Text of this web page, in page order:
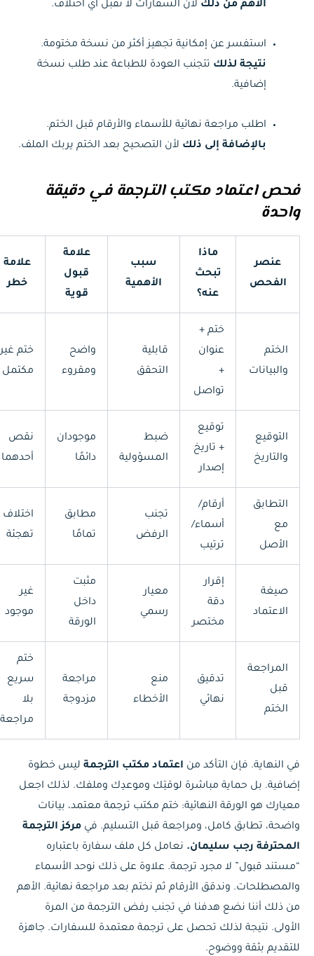
الأهم من ذلك لأن السفارات لا تقبل أي اختلاف.
استفسر عن إمكانية تجهيز أكثر من نسخة مختومة.
نتيجة لذلك تتجنب العودة للطباعة عند طلب نسخة
إضافية.
اطلب مراجعة نهائية للأسماء والأرقام قبل الختم.
بالإضافة إلى ذلك لأن التصحيح بعد الختم يربك الملف.
فحص اعـتماد مكـتب التـرجمة في دقيقة
واحدة
عنصر
الفحص
ماذا
تبحث
عنه؟
سبب
الأهمية
علامة
قبول
قوية
علامة
خطر
الختم
والبيانات
ختم +
عنوان
+
تواصل
قابلية
التحقق
واضح
ومقروء
ختم غير
مكتمل
التوقيع
والتاريخ
توقيع
+ تاريخ
إصدار
ضبط
المسؤولية
موجودان
دائمًا
نقص
أحدهما
التطابق
مع
الأصل
أرقام/
أسماء/
ترتيب
تجنب
الرفض
مطابق
تمامًا
اختلاف
تهجئة
صيغة
الاعتماد
إقرار
دقة
مختصر
معيار
رسمي
مثبت
داخل
الورقة
غير
موجود
المراجعة
قبل
الختم
تدقيق
نهائي
منع
الأخطاء
مراجعة
مزدوجة
ختم
سريع
بلا
مراجعة
في النهاية. فإن التأكد من اعتماد مكتب الترجمة ليس خطوة
إضافية. بل حماية مباشرة لوقتِك وموعدِك وملفك. لذلك اجعل
معيارك هو الورقة النهائية: ختم مكتب ترجمة معتمد، بيانات
واضحة، تطابق كامل، ومراجعة قبل التسليم. في مركز الترجمة
المحترفة رجب سليمان. نعامل كل ملف سفارة باعتباره
“مستند قبول” لا مجرد ترجمة. علاوة على ذلك نوحد الأسماء
والمصطلحات. وندقق الأرقام ثم نختم بعد مراجعة نهائية. الأهم
من ذلك أننا نضع هدفنا في تجنب رفض الترجمة من المرة
الأولى. نتيجة لذلك تحصل على ترجمة معتمدة للسفارات. جاهزة
للتقديم بثقة ووضوح.